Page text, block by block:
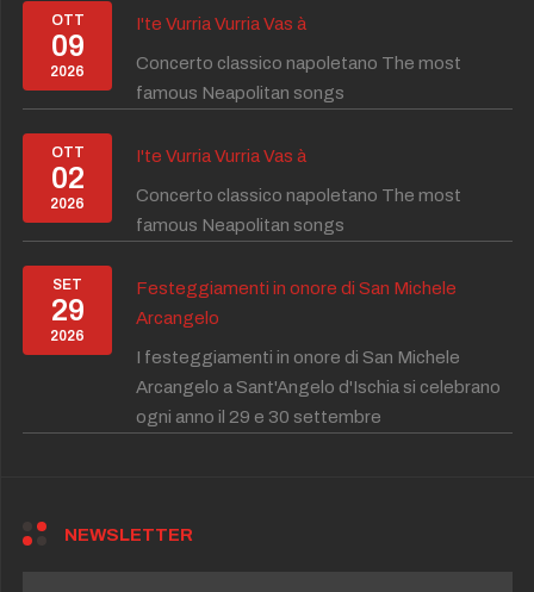
OTT
09
2026
I'te Vurria Vurria Vas à
Concerto classico napoletano The most
famous Neapolitan songs
OTT
02
2026
I'te Vurria Vurria Vas à
Concerto classico napoletano The most
famous Neapolitan songs
SET
29
2026
Festeggiamenti in onore di San Michele
Arcangelo
I festeggiamenti in onore di San Michele
Arcangelo a Sant'Angelo d'Ischia si celebrano
ogni anno il 29 e 30 settembre
NEWSLETTER